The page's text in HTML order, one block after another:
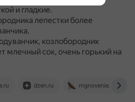
и гладкие.
лепестки более
козлобородник
млечный сок, очень горький на
dzen.ru mgnovenie.info